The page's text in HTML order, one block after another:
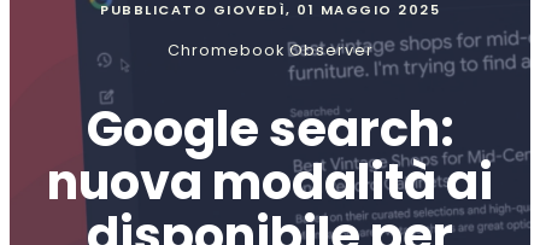
PUBBLICATO GIOVEDÌ, 01 MAGGIO 2025
Chromebook Observer
Google search:
nuova modalità ai